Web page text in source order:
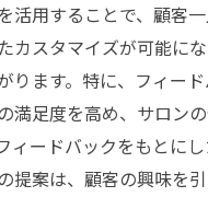
活用することで、顧客
カスタマイズが可能に
ります。特に、フィー
満足度を高め、サロン
ィードバックをもとに
提案は、顧客の興味を